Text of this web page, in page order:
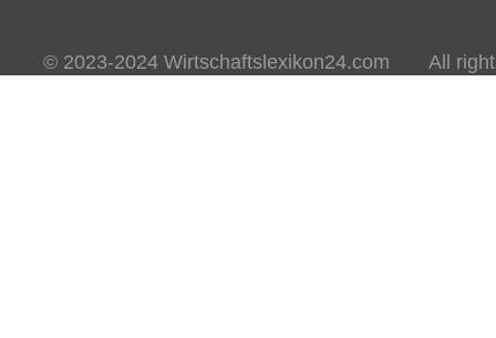
© 2023-2024 Wirtschaftslexikon24.com All